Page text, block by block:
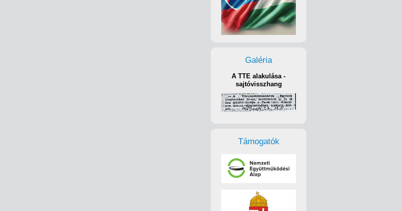
Galéria
A TTE alakulása -
sajtóvisszhang
Támogatók